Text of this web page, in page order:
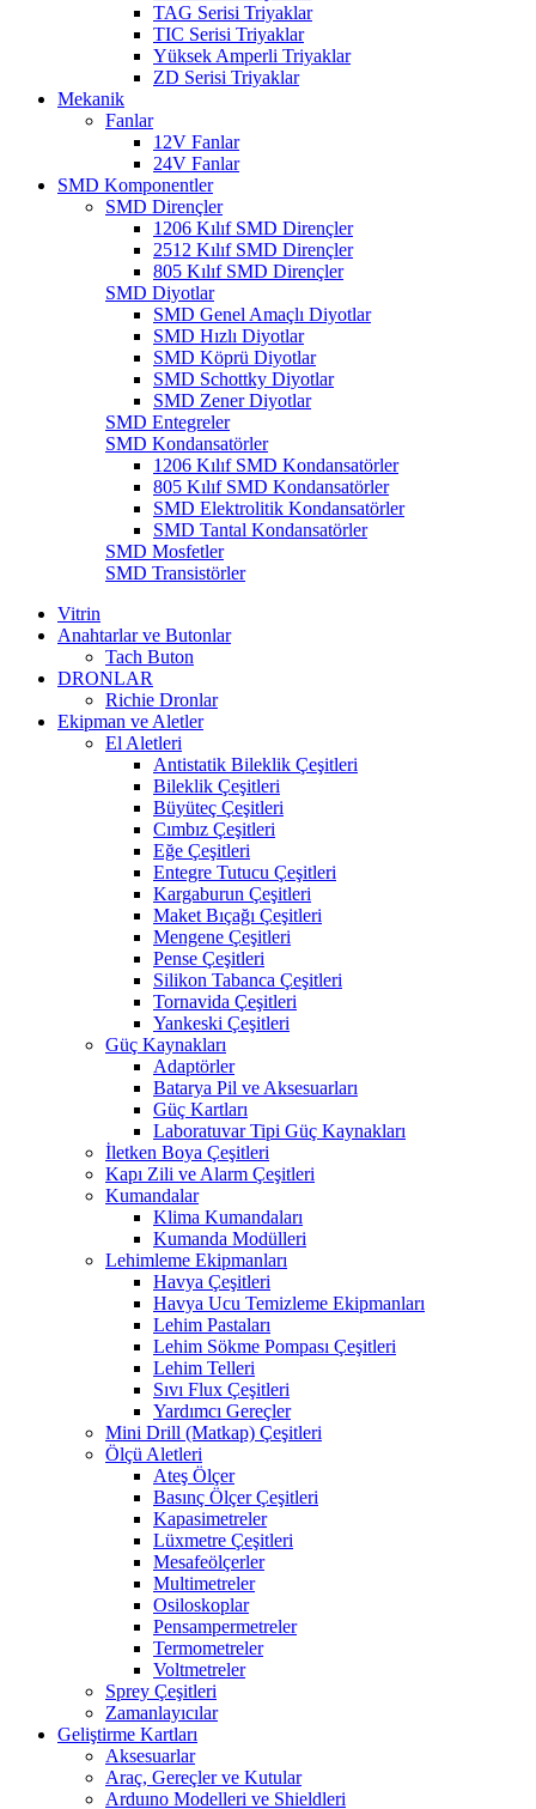
TAG Serisi Triyaklar
TIC Serisi Triyaklar
Yüksek Amperli Triyaklar
ZD Serisi Triyaklar
Mekanik
Fanlar
12V Fanlar
24V Fanlar
SMD Komponentler
SMD Dirençler
1206 Kılıf SMD Dirençler
2512 Kılıf SMD Dirençler
805 Kılıf SMD Dirençler
SMD Diyotlar
SMD Genel Amaçlı Diyotlar
SMD Hızlı Diyotlar
SMD Köprü Diyotlar
SMD Schottky Diyotlar
SMD Zener Diyotlar
SMD Entegreler
SMD Kondansatörler
1206 Kılıf SMD Kondansatörler
805 Kılıf SMD Kondansatörler
SMD Elektrolitik Kondansatörler
SMD Tantal Kondansatörler
SMD Mosfetler
SMD Transistörler
Vitrin
Anahtarlar ve Butonlar
Tach Buton
DRONLAR
Richie Dronlar
Ekipman ve Aletler
El Aletleri
Antistatik Bileklik Çeşitleri
Bileklik Çeşitleri
Büyüteç Çeşitleri
Cımbız Çeşitleri
Eğe Çeşitleri
Entegre Tutucu Çeşitleri
Kargaburun Çeşitleri
Maket Bıçağı Çeşitleri
Mengene Çeşitleri
Pense Çeşitleri
Silikon Tabanca Çeşitleri
Tornavida Çeşitleri
Yankeski Çeşitleri
Güç Kaynakları
Adaptörler
Batarya Pil ve Aksesuarları
Güç Kartları
Laboratuvar Tipi Güç Kaynakları
İletken Boya Çeşitleri
Kapı Zili ve Alarm Çeşitleri
Kumandalar
Klima Kumandaları
Kumanda Modülleri
Lehimleme Ekipmanları
Havya Çeşitleri
Havya Ucu Temizleme Ekipmanları
Lehim Pastaları
Lehim Sökme Pompası Çeşitleri
Lehim Telleri
Sıvı Flux Çeşitleri
Yardımcı Gereçler
Mini Drill (Matkap) Çeşitleri
Ölçü Aletleri
Ateş Ölçer
Basınç Ölçer Çeşitleri
Kapasimetreler
Lüxmetre Çeşitleri
Mesafeölçerler
Multimetreler
Osiloskoplar
Pensampermetreler
Termometreler
Voltmetreler
Sprey Çeşitleri
Zamanlayıcılar
Geliştirme Kartları
Aksesuarlar
Araç, Gereçler ve Kutular
Arduıno Modelleri ve Shieldleri